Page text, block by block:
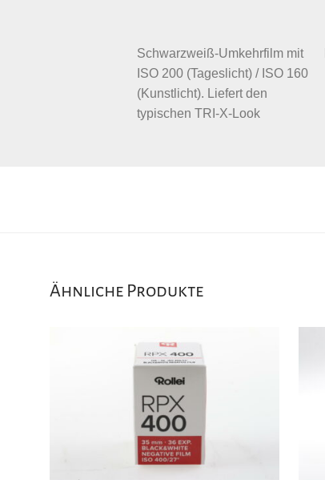
Schwarzweiß-Umkehrfilm mit
ISO 200 (Tageslicht) / ISO 160
(Kunstlicht). Liefert den
typischen TRI-X-Look
Ähnliche Produkte